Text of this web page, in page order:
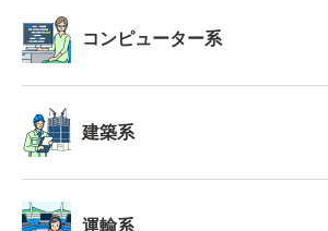
コンピューター系
建築系
運輸系